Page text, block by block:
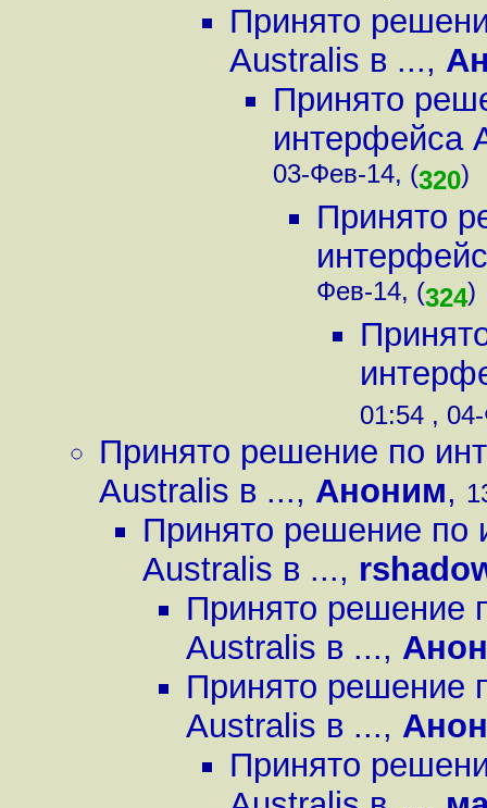
Принято
Australis в ...,
Принято
интерфейса
03-Фев-14, (320)
Принято
Фев-14, (324)
01:54 ,
Принято решение по
Australis в ..., Аноним,
Принято решение по
Australis в ...,
Принято решение
Australis в ...,
Принято решение
Australis в ...,
Принято